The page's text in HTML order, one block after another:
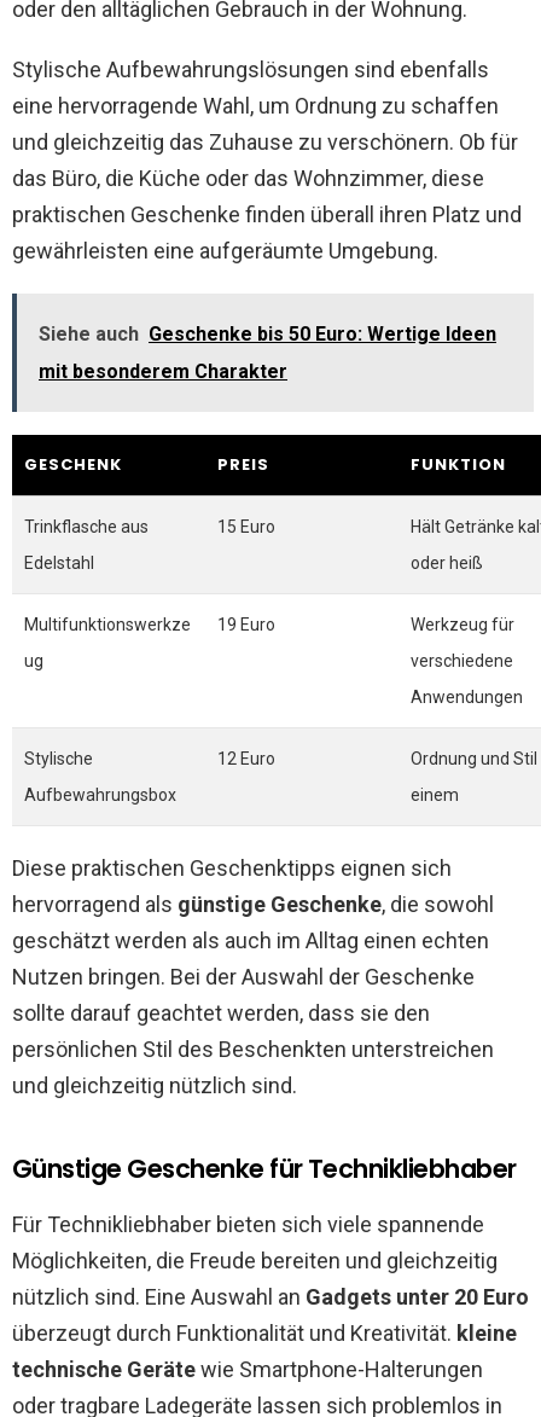
oder den alltäglichen Gebrauch in der Wohnung.
Stylische Aufbewahrungslösungen sind ebenfalls
eine hervorragende Wahl, um Ordnung zu schaffen
und gleichzeitig das Zuhause zu verschönern. Ob für
das Büro, die Küche oder das Wohnzimmer, diese
praktischen Geschenke finden überall ihren Platz und
gewährleisten eine aufgeräumte Umgebung.
Siehe auch Geschenke bis 50 Euro: Wertige Ideen
mit besonderem Charakter
GESCHENK PREIS FUNKTION
Trinkflasche aus
Edelstahl
15 Euro
Hält Getränke
oder heiß
Multifunktionswerkze
ug
19 Euro
Werkzeug für
verschiedene
Anwendungen
Stylische
Aufbewahrungsbox
12 Euro
Ordnung und Stil
einem
Diese praktischen Geschenktipps eignen sich
hervorragend als günstige Geschenke, die sowohl
geschätzt werden als auch im Alltag einen echten
Nutzen bringen. Bei der Auswahl der Geschenke
sollte darauf geachtet werden, dass sie den
persönlichen Stil des Beschenkten unterstreichen
und gleichzeitig nützlich sind.
Günstige Geschenke für Technikliebhaber
Für Technikliebhaber bieten sich viele spannende
Möglichkeiten, die Freude bereiten und gleichzeitig
nützlich sind. Eine Auswahl an Gadgets unter 20 Euro
überzeugt durch Funktionalität und Kreativität. kleine
technische Gerätewie Smartphone-Halterungen
oder tragbare Ladegeräte lassen sich problemlos in